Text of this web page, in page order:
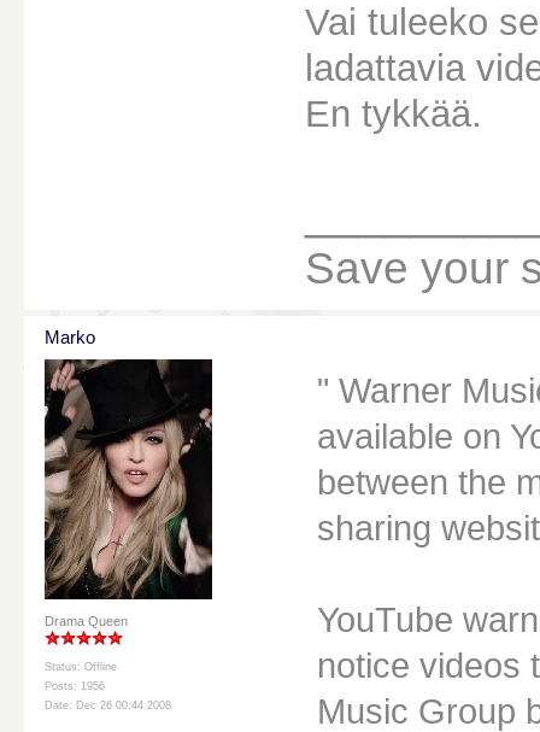
Vai tuleeko
ladattavia
En tykkää.
Save your
Marko
Drama Queen
Status: Offline
Posts: 1956
Date: Dec 26 00:44 2008
Warner
available on
between the
sharing
YouTube
notice videos
Music Group